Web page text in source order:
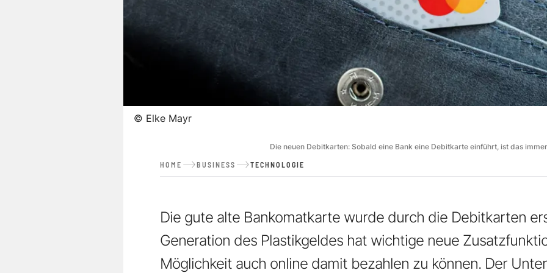
© Elke Mayr
Die neuen Debitkarten: Sobald eine Bank eine Debitkarte einführt, ist das
HOME BUSINESS TECHNOLOGIE
Die gute alte Bankomatkarte wurde durch die Debitkarten
Generation des Plastikgeldes hat wichtige neue
Möglichkeit auch online damit bezahlen zu können. Der